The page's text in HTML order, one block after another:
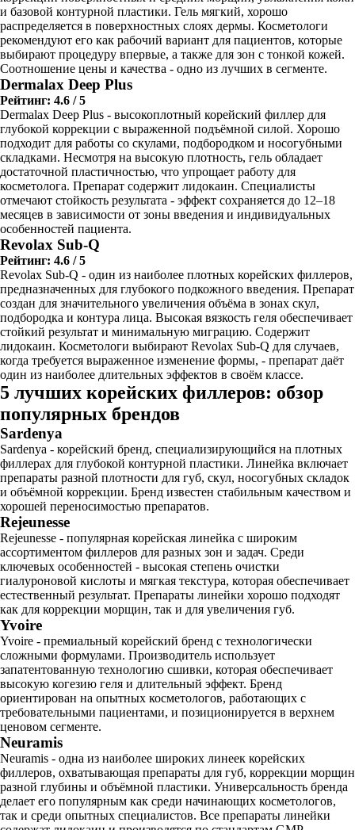
и базовой контурной пластики. Гель мягкий, хорошо
распределяется в поверхностных слоях дермы. Косметологи
рекомендуют его как рабочий вариант для пациентов, которые
выбирают процедуру впервые, а также для зон с тонкой кожей.
Соотношение цены и качества - одно из лучших в сегменте.
Dermalax Deep Plus
Рейтинг: 4.6 / 5
Dermalax Deep Plus - высокоплотный корейский филлер для
глубокой коррекции с выраженной подъёмной силой. Хорошо
подходит для работы со скулами, подбородком и носогубными
складками. Несмотря на высокую плотность, гель обладает
достаточной пластичностью, что упрощает работу для
косметолога. Препарат содержит лидокаин. Специалисты
отмечают стойкость результата - эффект сохраняется до 12–18
месяцев в зависимости от зоны введения и индивидуальных
особенностей пациента.
Revolax Sub-Q
Рейтинг: 4.6 / 5
Revolax Sub-Q - один из наиболее плотных корейских филлеров,
предназначенных для глубокого подкожного введения. Препарат
создан для значительного увеличения объёма в зонах скул,
подбородка и контура лица. Высокая вязкость геля обеспечивает
стойкий результат и минимальную миграцию. Содержит
лидокаин. Косметологи выбирают Revolax Sub-Q для случаев,
когда требуется выраженное изменение формы, - препарат даёт
один из наиболее длительных эффектов в своём классе.
5 лучших корейских филлеров: обзор
популярных брендов
Sardenya
Sardenya - корейский бренд, специализирующийся на плотных
филлерах для глубокой контурной пластики. Линейка включает
препараты разной плотности для губ, скул, носогубных складок
и объёмной коррекции. Бренд известен стабильным качеством и
хорошей переносимостью препаратов.
Rejeunesse
Rejeunesse - популярная корейская линейка с широким
ассортиментом филлеров для разных зон и задач. Среди
ключевых особенностей - высокая степень очистки
гиалуроновой кислоты и мягкая текстура, которая обеспечивает
естественный результат. Препараты линейки хорошо подходят
как для коррекции морщин, так и для увеличения губ.
Yvoire
Yvoire - премиальный корейский бренд с технологически
сложными формулами. Производитель использует
запатентованную технологию сшивки, которая обеспечивает
высокую когезию геля и длительный эффект. Бренд
ориентирован на опытных косметологов, работающих с
требовательными пациентами, и позиционируется в верхнем
ценовом сегменте.
Neuramis
Neuramis - одна из наиболее широких линеек корейских
филлеров, охватывающая препараты для губ, коррекции морщин
разной глубины и объёмной пластики. Универсальность бренда
делает его популярным как среди начинающих косметологов,
так и среди опытных специалистов. Все препараты линейки